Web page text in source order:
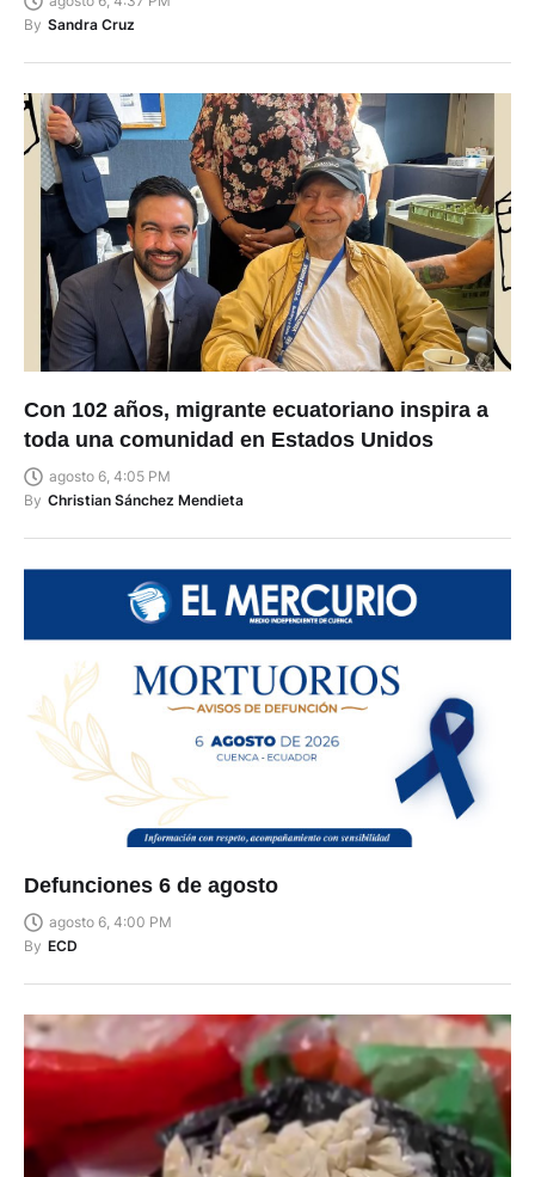
By Sandra Cruz
Con 102 años, migrante ecuatoriano inspira a
toda una comunidad en Estados Unidos
agosto 6, 4:05 PM
By Christian Sánchez Mendieta
Defunciones 6 de agosto
agosto 6, 4:00 PM
By ECD